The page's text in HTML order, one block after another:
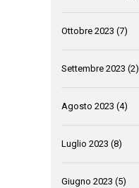
Ottobre 2023 (7)
Settembre 2023 (2)
Agosto 2023 (4)
Luglio 2023 (8)
Giugno 2023 (5)